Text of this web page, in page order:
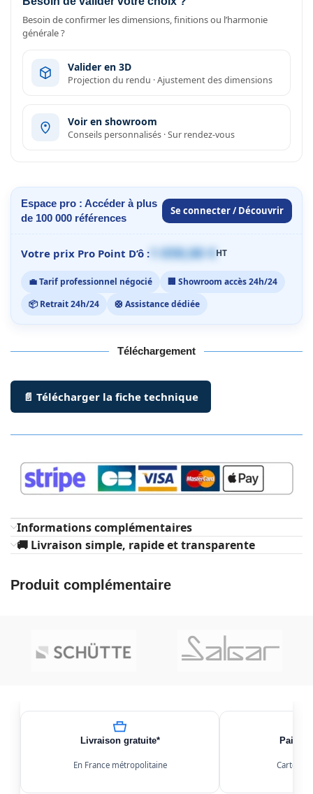
Besoin de confirmer les dimensions, finitions ou l’harmonie
générale ?
Valider en 3D
Projection du rendu · Ajustement des dimensions
Voir en showroom
Conseils personnalisés · Sur rendez-vous
Espace pro : Accéder à plus
de 100 000 références
Se connecter / Découvrir
Votre prix Pro Point D’ô : 1 059,00 €HT
💼 Tarif professionnel négocié
🏢 Showroom accès 24h/24
📦 Retrait 24h/24
🛟 Assistance dédiée
Téléchargement
📄 Télécharger la fiche technique
Informations complémentaires
🚚 Livraison simple, rapide et transparente
Produit complémentaire
Livraison gratuite*
En France métropolitaine Carte,